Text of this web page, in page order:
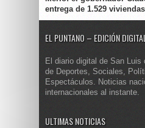
entrega de 1.529
EL PUNTANO – EDICIÓN
El diario digital de San
de Deportes, Sociales,
Espectáculos. Noticias
internacionales al instante.
ULTIMAS NOTICIAS